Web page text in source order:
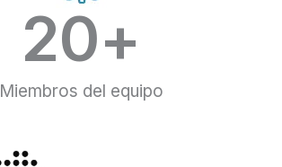
Miembros del equipo
20+